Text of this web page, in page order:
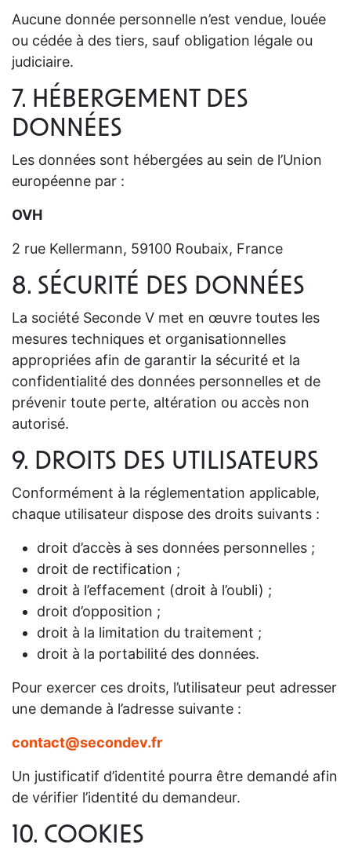
Aucune donnée personnelle n’est vendue, louée
ou cédée à des tiers, sauf obligation légale ou
judiciaire.
7. HÉBERGEMENT DES
DONNÉES
Les données sont hébergées au sein de l’Union
européenne par :
OVH
2 rue Kellermann, 59100 Roubaix, France
8. SÉCURITÉ DES DONNÉES
La société Seconde V met en œuvre toutes les
mesures techniques et organisationnelles
appropriées afin de garantir la sécurité et la
confidentialité des données personnelles et de
prévenir toute perte, altération ou accès non
autorisé.
9. DROITS DES UTILISATEURS
Conformément à la réglementation applicable,
chaque utilisateur dispose des droits suivants :
droit d’accès à ses données personnelles ;
droit de rectification ;
droit à l’effacement (droit à l’oubli) ;
droit d’opposition ;
droit à la limitation du traitement ;
droit à la portabilité des données.
Pour exercer ces droits, l’utilisateur peut adresser
une demande à l’adresse suivante :
contact@secondev.fr
Un justificatif d’identité pourra être demandé afin
de vérifier l’identité du demandeur.
10. COOKIES